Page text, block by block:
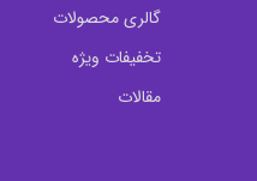
گالری محصولات
تخفیفات ویژه
مقالات